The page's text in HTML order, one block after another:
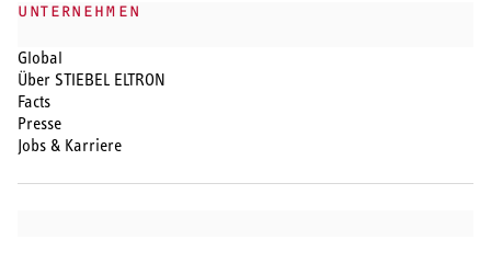
UNTERNEHMEN
Global
Über STIEBEL ELTRON
Facts
Presse
Jobs & Karriere